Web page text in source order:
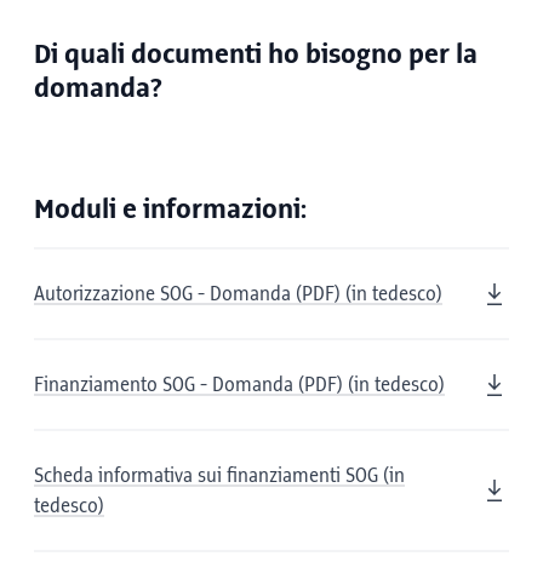
Di quali documenti ho bisogno per la
domanda?
Moduli e informazioni:
Autorizzazione SOG - Domanda (PDF) (in tedesco)
Finanziamento SOG - Domanda (PDF) (in tedesco)
Scheda informativa sui finanziamenti SOG (in
tedesco)